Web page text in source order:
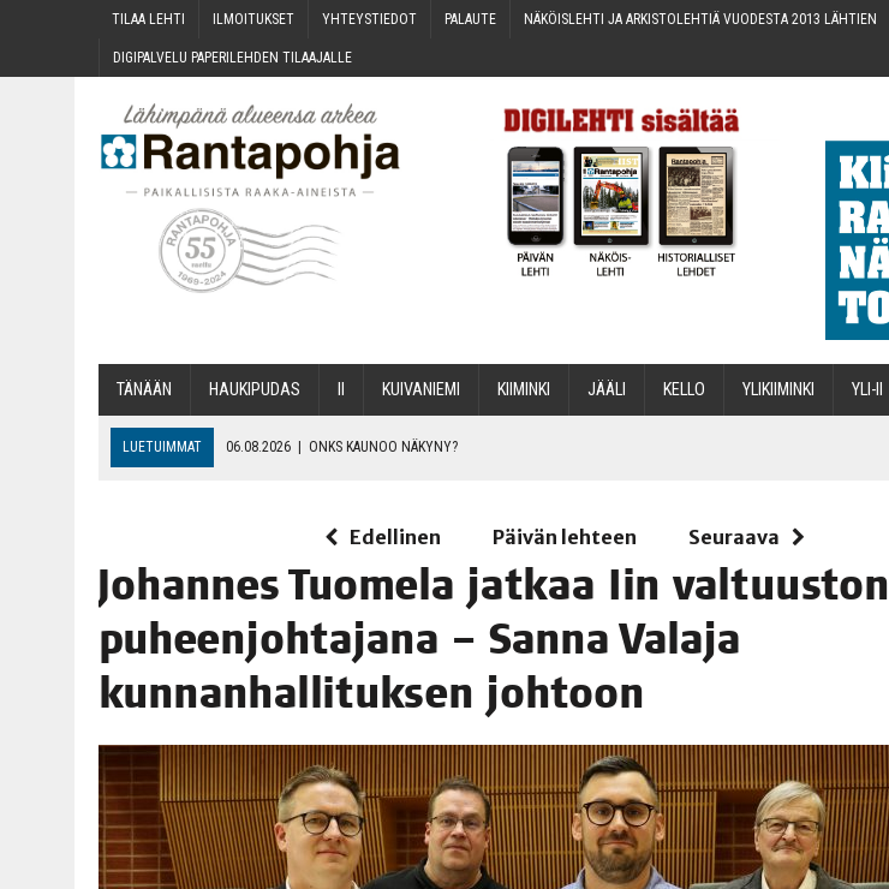
TILAA LEH­TI ILMOI­TUK­SET YHTEYS­TIE­DOT PALAU­TE NÄKÖIS­LEH­TI JA ARKIS­TO­LEH­TIÄ VUO­DES­TA 2013 LÄHTIEN
DIGI­PAL­VE­LU PAPE­RI­LEH­DEN TILAAJALLE
TÄNÄÄN HAU­KI­PU­DAS KUI­VA­NIE­MI KII­MIN­KI JÄÄ­LI KEL­LO YLI­KII­MIN­KI YLI-II
LUETUIMMAT 06.08.2026 | ONKS KAU­NOO NÄKYNY?
OPIN­TOI­HIN KAN­SA­LAIS­OPIS­TOS­SA VOI SAA­DA AVUSTUSTA
06.08.2026 TOI­VEI­DEN KOTI IISTÄ!
06.08.2026 | KII­MIN­KI­PÄI­VÄT JÄR­JES­TE­TÄÄN PERIN­TEI­TÄ KUNNIOITTAEN
Edellinen Päivän lehteen Seuraava
Johan­nes Tuo­me­la jat­kaa Iin val­tuus­ton
puheen­joh­ta­ja­na – San­na Vala­ja
kun­nan­hal­li­tuk­sen johtoon